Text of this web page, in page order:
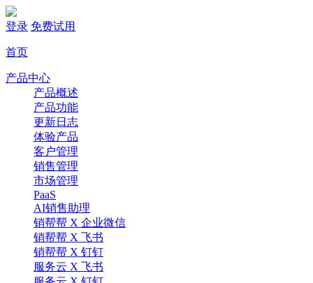
登录 免费试用
首页
产品中心
产品概述
产品功能
更新日志
体验产品
客户管理
销售管理
市场管理
PaaS
AI销售助理
销帮帮 X 企业微信
销帮帮 X 飞书
销帮帮 X 钉钉
服务云 X 飞书